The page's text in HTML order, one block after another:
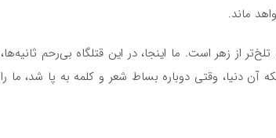
ماند.
از زهر است. ما اینجا، در این قتلگاه بی‌رحم ثانیه‌ها،
دنیا، وقتی دوباره بساط شعر و کلمه به پا شد، ما را